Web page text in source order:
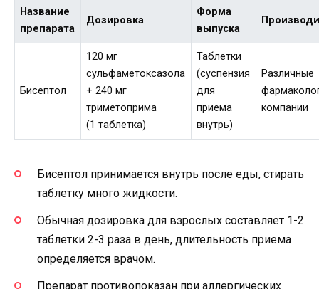
Название
препарата
Дозировка
Форма
выпуска
Бисептол
120 мг
сульфаметоксазола
+ 240 мг
триметоприма
(1 таблетка)
Таблетки
(суспензия
для
приема
внутрь)
Различные
компании
Бисептол принимается внутрь после еды, стирать
таблетку много жидкости.
Обычная дозировка для взрослых составляет 1-2
таблетки 2-3 раза в день, длительность приема
определяется врачом.
Препарат противопоказан при аллергических